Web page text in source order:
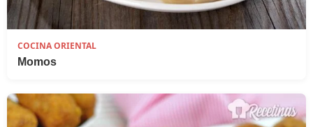
COCINA ORIENTAL
Momos